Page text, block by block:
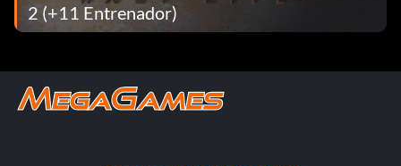
2 (+11 Entrenador)